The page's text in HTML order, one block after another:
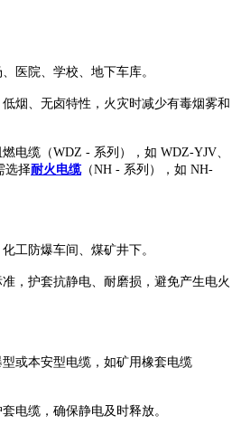
医院、学校、地下车库。
烟、无卤特性，火灾时减少有毒烟雾和
电缆（WDZ - 系列），如 WDZ-YJV、
选择耐火电缆（NH - 系列），如 NH-
工防爆车间、煤矿井下。
，护套抗静电、耐磨损，避免产生电火
或本安型电缆，如矿用橡套电缆
电缆，确保静电及时释放。